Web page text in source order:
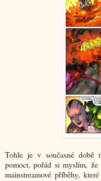
Tohle je v současné době
pomoct, pořád si myslím,
mainstreamové příběhy,